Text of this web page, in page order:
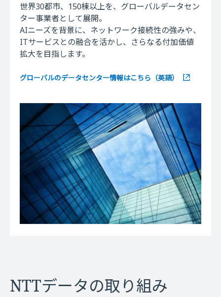
世界30都市、150棟以上を、グローバルデータセン
ター事業者として展開。
AIニーズを背景に、ネットワーク接続性の強みや、
ITサービスとの融合を活かし、 さらなる付加価値
拡大を目指します。
グローバルのデータセンター情報はこちら（英語）
NTTデータの取り組み